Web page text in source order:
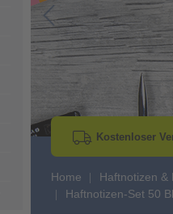
Go to Previous Slide
Kostenloser
Home Haftnotizen &
Haftnotizen-Set 50